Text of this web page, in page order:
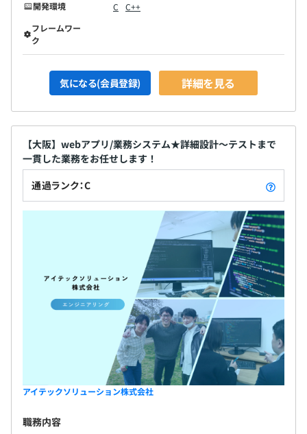
開発環境
C
C++
フレームワー
ク
気になる(会員登録) 詳細を見る
【大阪】webアプリ/業務システム★詳細設計～テストまで
一貫した業務をお任せします！
通過ランク：C
アイテックソリューション株式会社
職務内容